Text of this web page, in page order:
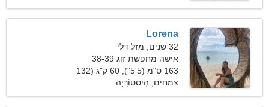
Lorena
32 שנים, מזל דלי
אישה מחפשת זוג 38-39
163 ס"מ (5'5"), 60 ק"ג (132
פאונד)
צמחים, הִיסטוֹרִיָה